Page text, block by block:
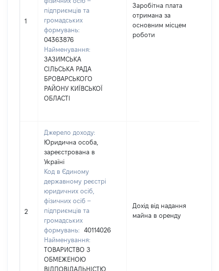
1
підприємців та
громадських
формувань:
04363876
Найменування:
ЗАЗИМСЬКА
СІЛЬСЬКА РАДА
БРОВАРСЬКОГО
РАЙОНУ КИЇВСЬКОЇ
ОБЛАСТІ
Заробітна плата
отримана за
основним місцем
роботи
2
Джерело доходу:
Юридична особа,
зареєстрована в
Україні
Код в Єдиному
державному реєстрі
юридичних осіб,
фізичних осіб –
підприємців та
громадських
формувань:
40114026
Найменування:
ТОВАРИСТВО З
ОБМЕЖЕНОЮ
ВІДПОВІДАЛЬНІСТЮ
Дохід від надання
майна в оренду